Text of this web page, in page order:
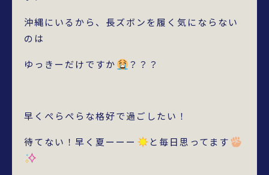
沖縄にいるから、長ズボンを履く気にならない
のは
ゆっきーだけですか ？？？
早くぺらぺらな格好で過ごしたい！
待てない！早く夏ーーー と毎日思ってます